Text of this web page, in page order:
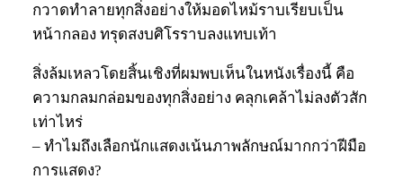
กวาดทำลายทุกสิ่งอย่างให้มอดไหม้ราบเรียบเป็น
หน้ากลอง ทรุดสงบศิโรราบลงแทบเท้า
สิ่งล้มเหลวโดยสิ้นเชิงที่ผมพบเห็นในหนังเรื่องนี้ คือ
ความกลมกล่อมของทุกสิ่งอย่าง คลุกเคล้าไม่ลงตัวสัก
เท่าไหร่
– ทำไมถึงเลือกนักแสดงเน้นภาพลักษณ์มากกว่าฝีมือ
การแสดง?